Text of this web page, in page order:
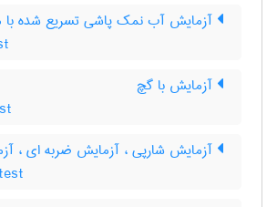
آزمایش آب نمک پاشی تسریع شده
آزمایش با گچ
آزمایش شارپی ، آزمایش ضربه ای ،